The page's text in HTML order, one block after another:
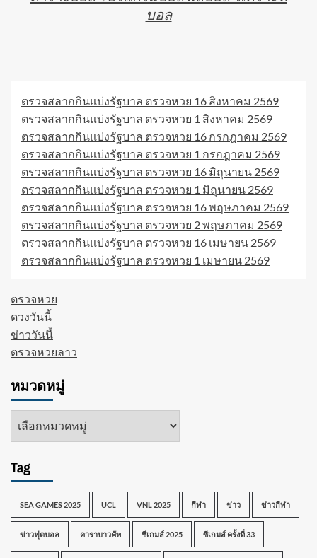
บอล
ตรวจสลากกินแบ่งรัฐบาล ตรวจหวย 16 สิงหาคม 2569
ตรวจสลากกินแบ่งรัฐบาล ตรวจหวย 1 สิงหาคม 2569
ตรวจสลากกินแบ่งรัฐบาล ตรวจหวย 16 กรกฎาคม 2569
ตรวจสลากกินแบ่งรัฐบาล ตรวจหวย 1 กรกฎาคม 2569
ตรวจสลากกินแบ่งรัฐบาล ตรวจหวย 16 มิถุนายน 2569
ตรวจสลากกินแบ่งรัฐบาล ตรวจหวย 1 มิถุนายน 2569
ตรวจสลากกินแบ่งรัฐบาล ตรวจหวย 16 พฤษภาคม 2569
ตรวจสลากกินแบ่งรัฐบาล ตรวจหวย 2 พฤษภาคม 2569
ตรวจสลากกินแบ่งรัฐบาล ตรวจหวย 16 เมษายน 2569
ตรวจสลากกินแบ่งรัฐบาล ตรวจหวย 1 เมษายน 2569
ตรวจหวย
ดวงวันนี้
ข่าววันนี้
ตรวจหวยลาว
หมวดหมู่
หมวด
Tag
SEA GAMES 2025 UCL VNL 2025 กีฬา ข่าว ข่าวกีฬา
ข่าวฟุตบอล คาราบาวคัพ ซีเกมส์ 2025 ซีเกมส์ ครั้งที่ 33